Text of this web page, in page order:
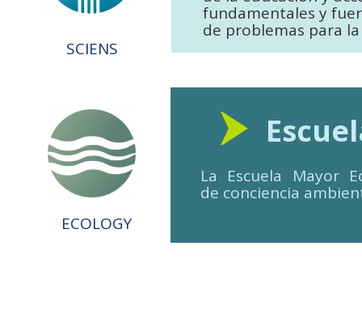
La Escuela Mayor
de conciencia
fundamentales y
de problemas para
SCIENS
ECOLOGY